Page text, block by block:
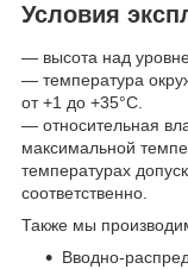
Условия
— высота над
— температура
от +1 до +35°С.
— относительная
максимальной
температурах
соответственно.
Также мы
Вводно-